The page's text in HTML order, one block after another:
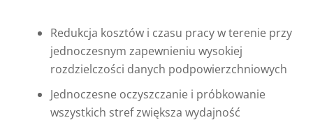
Redukcja kosztów i czasu pracy w terenie przy
jednoczesnym zapewnieniu wysokiej
rozdzielczości danych podpowierzchniowych
Jednoczesne oczyszczanie i próbkowanie
wszystkich stref zwiększa wydajność